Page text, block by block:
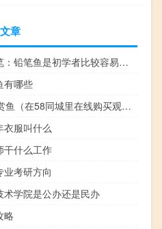
章
观赏鱼铅笔：铅笔鱼是初学者比较容易饲养的观赏鱼
有哪些
58同城观赏鱼（在58同城里在线购买观赏鱼靠谱吗？）
衣服叫什么
干什么工作
业考研方向
术学院是公办还是民办
略